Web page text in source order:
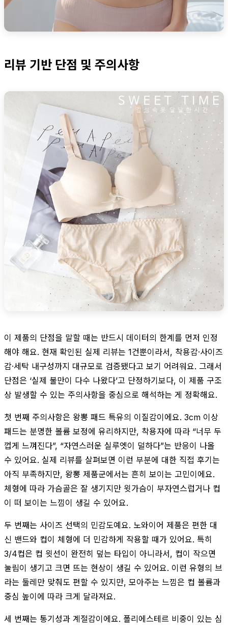
리뷰 기반 단점 및 주의사항
이 제품의 단점을 말할 때는 반드시 데이터의 한계를 먼저 인정
해야 해요. 현재 확인된 실제 리뷰는 1건뿐이라서, 착용감·사이즈
감·세탁 내구성까지 대규모로 검증됐다고 보기 어려워요. 그래서
단점은 ‘실제 불만이 다수 나왔다’고 단정하기보다, 이 제품 구조
상 발생할 수 있는 주의사항을 중심으로 해석하는 게 정확해요.
첫 번째 주의사항은 왕뽕 패드 특유의 이질감이에요. 3cm 이상
패드는 분명한 볼륨 보정에 유리하지만, 착용자에 따라 “너무 두
껍게 느껴진다”, “자연스러운 실루엣이 덜하다”는 반응이 나올
수 있어요. 실제 리뷰를 살펴보면 이런 부분에 대한 직접 후기는
아직 부족하지만, 왕뽕 제품군에서는 흔히 보이는 고민이에요.
체형에 따라 가슴골은 잘 생기지만 윗가슴이 부자연스럽거나 컵
이 떠 보이는 느낌이 생길 수 있어요.
두 번째는 사이즈 선택의 민감도예요. 노와이어 제품은 편한 대
신 밴드와 컵이 체형에 더 민감하게 작용할 때가 있어요. 특히
3/4컵은 컵 윗선이 완전히 덮는 타입이 아니라서, 컵이 작으면
눌림이 생기고 크면 뜨는 현상이 생길 수 있어요. 이런 유형의 브
라는 둘레만 맞춰도 편할 수 있지만, 모아주는 느낌은 컵 볼륨과
중심 높이에 따라 크게 달라져요.
세 번째는 통기성과 계절감이에요. 폴리에스테르 비중이 있는 심